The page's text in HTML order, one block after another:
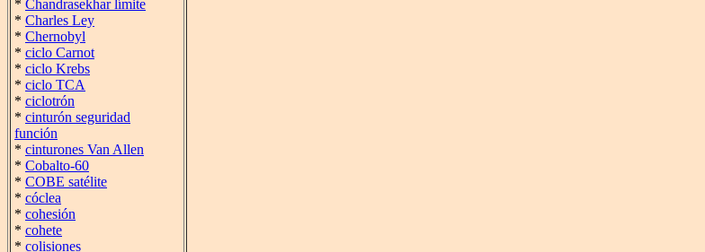
* Chandrasekhar límite
* Charles Ley
* Chernobyl
* ciclo Carnot
* ciclo Krebs
* ciclo TCA
* ciclotrón
* cinturón seguridad
función
* cinturones Van Allen
* Cobalto-60
* COBE satélite
* cóclea
* cohesión
* cohete
* colisiones